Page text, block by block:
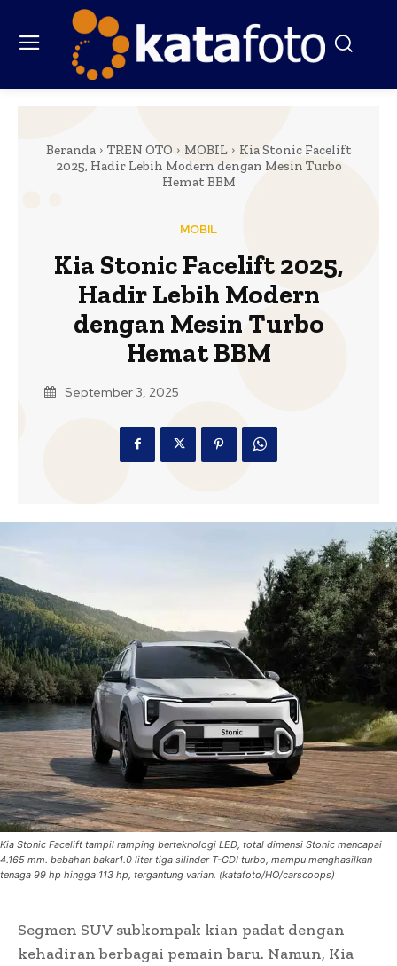
Beranda TREN OTO MOBIL
Kia Stonic Facelift
2025, Hadir Lebih Modern dengan Mesin Turbo
Hemat BBM
MOBIL
Kia Stonic Facelift 2025,
Hadir Lebih Modern
dengan Mesin Turbo
Hemat BBM
September 3, 2025
Kia Stonic Facelift tampil ramping berteknologi LED, total dimensi Stonic mencapai
4.165 mm. bebahan bakar1.0 liter tiga silinder T-GDI turbo, mampu menghasilkan
tenaga 99 hp hingga 113 hp, tergantung varian. (katafoto/HO/carscoops)
Segmen SUV subkompak kian padat dengan
kehadiran berbagai pemain baru. Namun, Kia